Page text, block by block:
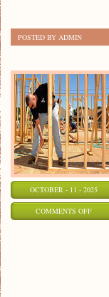
POSTED BY ADMIN
OCTOBER - 11 - 2025
COMMENTS OFFON